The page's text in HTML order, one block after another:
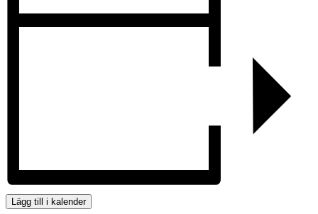
Lägg till i kalender